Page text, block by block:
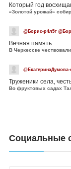
Который год
«Золотой урожай»
@Борис-р4л5т
Вечная память
@ЕкатеринаДумова-
Труженики села,
Во фруктовых садах
Социальные